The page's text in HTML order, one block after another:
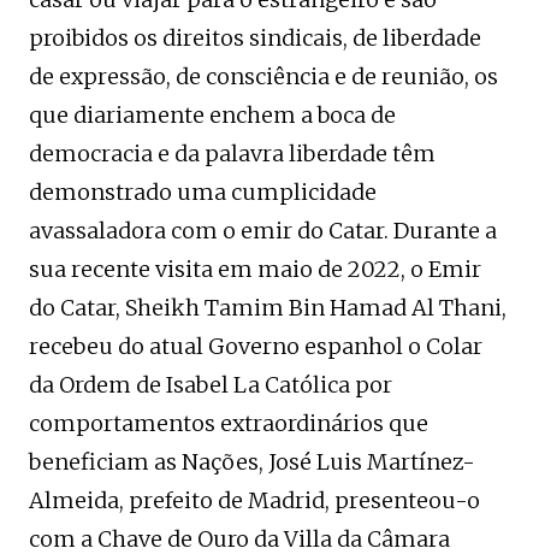
proibidos os direitos sindicais, de liberdade
de expressão, de consciência e de reunião, os
que diariamente enchem a boca de
democracia e da palavra liberdade têm
demonstrado uma cumplicidade
avassaladora com o emir do Catar. Durante a
sua recente visita em maio de 2022, o Emir
do Catar, Sheikh Tamim Bin Hamad Al Thani,
recebeu do atual Governo espanhol o Colar
da Ordem de Isabel La Católica por
comportamentos extraordinários que
beneficiam as Nações, José Luis Martínez-
Almeida, prefeito de Madrid, presenteou-o
com a Chave de Ouro da Villa da Câmara